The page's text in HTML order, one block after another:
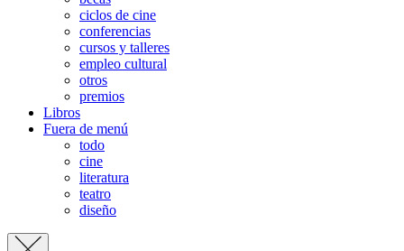
ciclos de cine
conferencias
cursos y talleres
empleo cultural
otros
premios
Libros
Fuera de menú
todo
cine
literatura
teatro
diseño